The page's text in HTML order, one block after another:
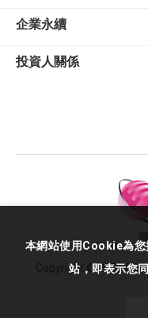
企業永續
投資人關係
Copyright © 2026
本網站使用Cookie為您
站，即表示您